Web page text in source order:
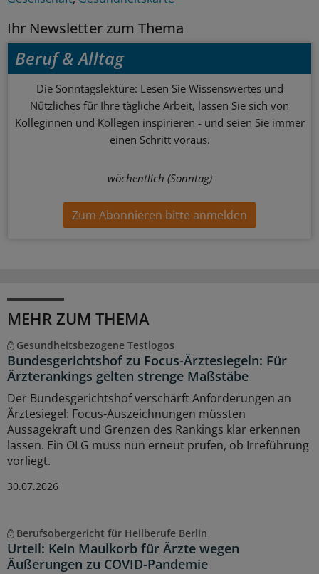
Ihr Newsletter zum Thema
Beruf & Alltag
Die Sonntagslektüre: Lesen Sie Wissenswertes und
Nützliches für Ihre tägliche Arbeit, lassen Sie sich von
Kolleginnen und Kollegen inspirieren - und seien Sie immer
einen Schritt voraus.
wöchentlich (Sonntag)
Zum Abonnieren bitte anmelden
MEHR ZUM THEMA
Gesundheitsbezogene Testlogos
Bundesgerichtshof zu Focus-Ärztesiegeln: Für
Ärzterankings gelten strenge Maßstäbe
Der Bundesgerichtshof verschärft Anforderungen an
Ärztesiegel: Focus-Auszeichnungen müssten
Aussagekraft und Grenzen des Rankings klar erkennen
lassen. Ein OLG muss nun erneut prüfen, ob Irreführung
vorliegt.
30.07.2026
Berufsobergericht für Heilberufe Berlin
Urteil: Kein Maulkorb für Ärzte wegen
Äußerungen zu COVID-Pandemie